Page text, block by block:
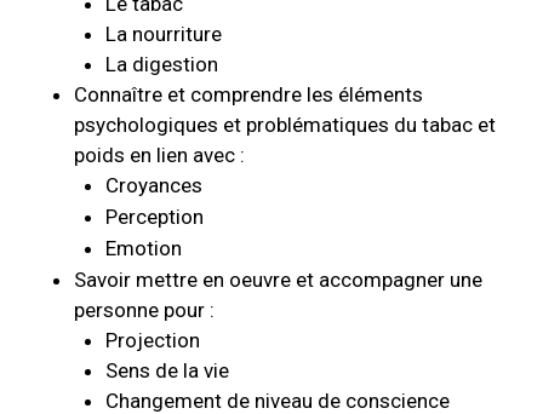
La nourriture
La digestion
Connaître et comprendre les éléments
psychologiques et problématiques du tabac et
poids en lien avec :
Croyances
Perception
Emotion
Savoir mettre en oeuvre et accompagner une
personne pour :
Projection
Sens de la vie
Changement de niveau de conscience